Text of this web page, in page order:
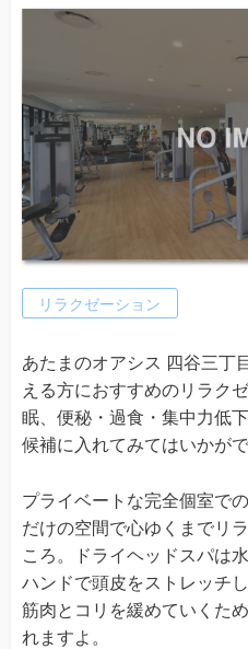
リラクゼーション
あたまのオアシス 四谷三丁
える方におすすめのリラク
眠、便秘・過食・集中力低
候補に入れてみてはいかがで
プライベートな完全個室で
だけの空間で心ゆくまでリ
ころ。ドライヘッドスパは
ハンドで頭皮をストレッチ
筋肉とコリを緩めていくた
れますよ。